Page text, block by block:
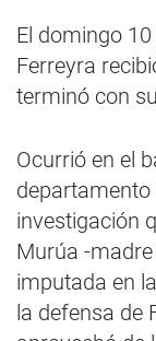
El domingo
Ferreyra
terminó con
Ocurrió en el
departamento
investigación
Murúa -
imputada en
la defensa de